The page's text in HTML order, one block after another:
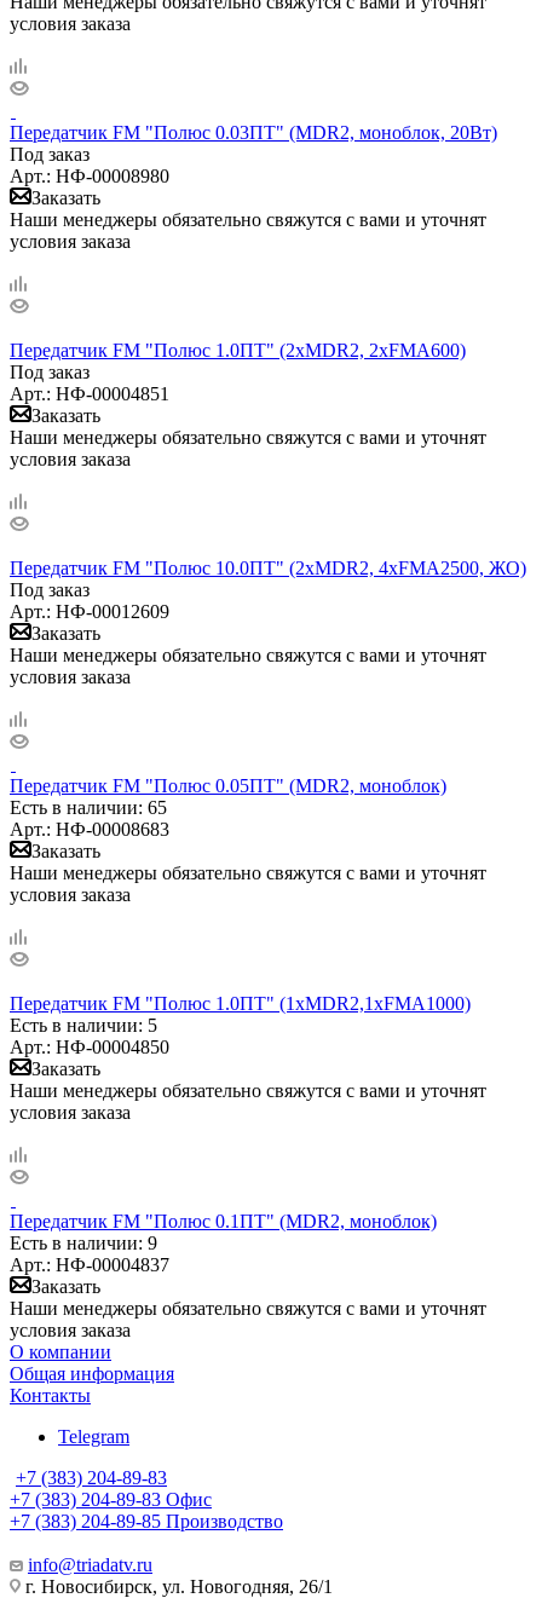
условия заказа
Передатчик FM "Полюс 0.03ПТ" (MDR2, моноблок, 20Вт)
Под заказ
Арт.: НФ-00008980
Заказать
Наши менеджеры обязательно свяжутся с вами и уточнят
условия заказа
Передатчик FM "Полюс 1.0ПТ" (2xMDR2, 2xFMA600)
Под заказ
Арт.: НФ-00004851
Заказать
Наши менеджеры обязательно свяжутся с вами и уточнят
условия заказа
Передатчик FM "Полюс 10.0ПТ" (2xMDR2, 4xFMA2500, ЖО)
Под заказ
Арт.: НФ-00012609
Заказать
Наши менеджеры обязательно свяжутся с вами и уточнят
условия заказа
Передатчик FM "Полюс 0.05ПТ" (MDR2, моноблок)
Есть в наличии: 65
Арт.: НФ-00008683
Заказать
Наши менеджеры обязательно свяжутся с вами и уточнят
условия заказа
Передатчик FM "Полюс 1.0ПТ" (1xMDR2,1xFMA1000)
Есть в наличии: 5
Арт.: НФ-00004850
Заказать
Наши менеджеры обязательно свяжутся с вами и уточнят
условия заказа
Передатчик FM "Полюс 0.1ПТ" (MDR2, моноблок)
Есть в наличии: 9
Арт.: НФ-00004837
Заказать
Наши менеджеры обязательно свяжутся с вами и уточнят
условия заказа
О компании
Общая информация
Контакты
Telegram
+7 (383) 204-89-83
+7 (383) 204-89-83 Офис
+7 (383) 204-89-85 Производство
info@triadatv.ru
г. Новосибирск, ул. Новогодняя, 26/1